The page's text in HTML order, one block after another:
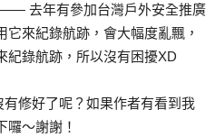
去年有參加台灣戶外安全推廣
來紀錄航跡，會大幅度亂飄，
紀錄航跡，所以沒有困擾XD
修好了呢？如果作者有看到我
囉～謝謝！